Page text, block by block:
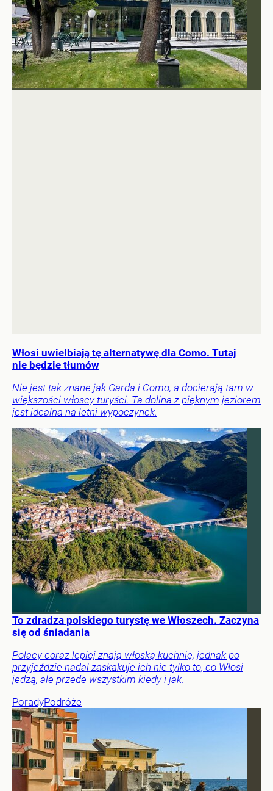
Włosi uwielbiają tę alternatywę dla Como. Tutaj
nie będzie tłumów
Nie jest tak znane jak Garda i Como, a docierają tam w
większości włoscy turyści. Ta dolina z pięknym jeziorem
jest idealna na letni wypoczynek.
To zdradza polskiego turystę we Włoszech. Zaczyna
się od śniadania
Polacy coraz lepiej znają włoską kuchnię, jednak po
przyjeździe nadal zaskakuje ich nie tylko to, co Włosi
jedzą, ale przede wszystkim kiedy i jak.
PoradyPodróże